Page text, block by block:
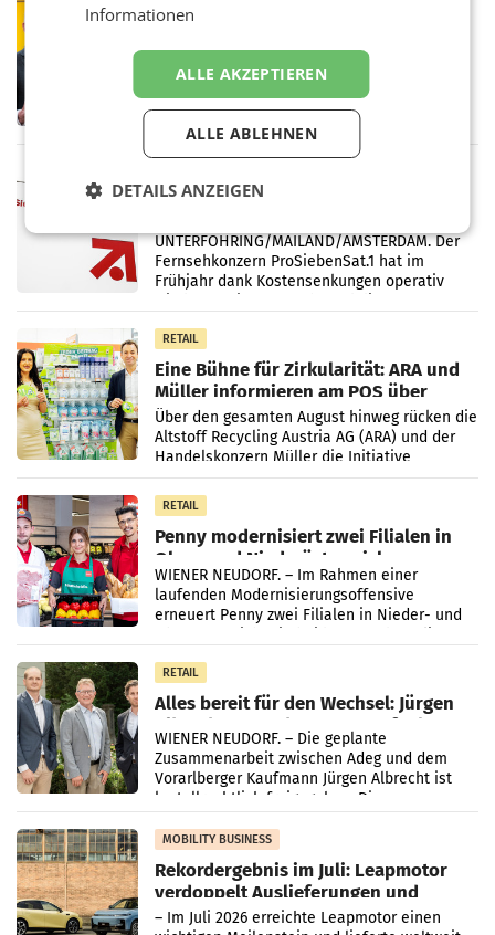
ersten Halbjahr trotz schwachem
Briefgeschäft
WIEN Die Österreichische Post AG hat im
ersten Halbjahr 2026 einen Konzernumsatz
von 1.544,0 Mio. EUR erwirtschaftet, was
einem Plus von 3,8 Prozent gegenüber dem
Vergleichszeitraum
ProSiebenSat.1 spart und macht
UNTERFÖHRING/MAILAND/AMSTERDAM. Der
Fernsehkonzern ProSiebenSat.1 hat im
Frühjahr dank Kostensenkungen operativ
RETAIL
Eine Bühne für Zirkularität: ARA und
Müller informieren am POS über
Kreislauffähigkeit
Über den gesamten August hinweg rücken die
Altstoff Recycling Austria AG (ARA) und der
Handelskonzern Müller die Initiative
„Kreislauf-Helden“ in allen österreichischen
Müller-Filialen
RETAIL
Penny modernisiert zwei Filialen in
Ober- und Niederösterreich
WIENER NEUDORF. – Im Rahmen einer
laufenden Modernisierungsoffensive
erneuert Penny zwei Filialen in Nieder- und
RETAIL
Alles bereit für den Wechsel: Jürgen
Albrecht setzt ab 1.1.2027 auf Adeg
WIENER NEUDORF. – Die geplante
Zusammenarbeit zwischen Adeg und dem
Vorarlberger Kaufmann Jürgen Albrecht ist
kartellrechtlich freigegeben: Die
Bundeswettbewerbsbehörde und der
Bundeskartellanwalt
MOBILITY BUSINESS
Rekordergebnis im Juli: Leapmotor
verdoppelt Auslieferungen und
überschreitet die 100.000er-Marke
– Im Juli 2026 erreichte Leapmotor einen
Informationen
ALLE AKZEPTIEREN
ALLE ABLEHNEN
DETAILS ANZEIGEN